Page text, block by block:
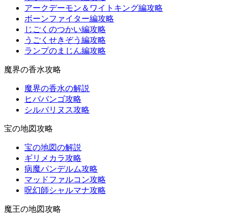
アークデーモン＆ワイトキング編攻略
ボーンファイター編攻略
じごくのつかい編攻略
うごくせきぞう編攻略
ランプのまじん編攻略
魔界の香水攻略
魔界の香水の解説
ヒババンゴ攻略
シルバリヌス攻略
宝の地図攻略
宝の地図の解説
ギリメカラ攻略
病魔パンデルム攻略
マッドファルコン攻略
呪幻師シャルマナ攻略
魔王の地図攻略